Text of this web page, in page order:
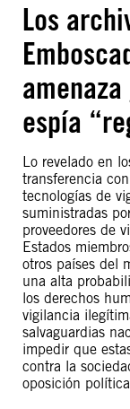
Los
espía
Lo revelado en
transferencia
tecnologías de
suministradas
proveedores de
Estados
otros países del
una alta
los derechos
vigilancia
salvaguardias
impedir que
contra la
oposición